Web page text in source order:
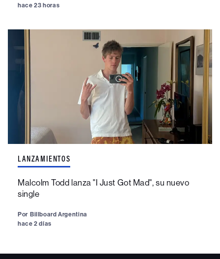
hace 23 horas
LANZAMIENTOS
Malcolm Todd lanza "I Just Got Mad", su nuevo
single
Por Billboard Argentina
hace 2 días